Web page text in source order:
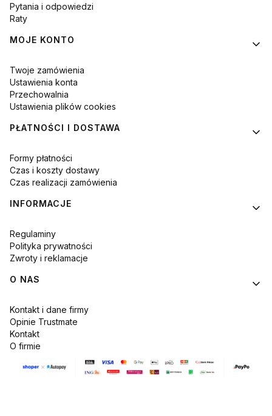
Pytania i odpowiedzi
Raty
MOJE KONTO
Twoje zamówienia
Ustawienia konta
Przechowalnia
Ustawienia plików cookies
PŁATNOŚCI I DOSTAWA
Formy płatności
Czas i koszty dostawy
Czas realizacji zamówienia
INFORMACJE
Regulaminy
Polityka prywatności
Zwroty i reklamacje
O NAS
Kontakt i dane firmy
Opinie Trustmate
Kontakt
O firmie